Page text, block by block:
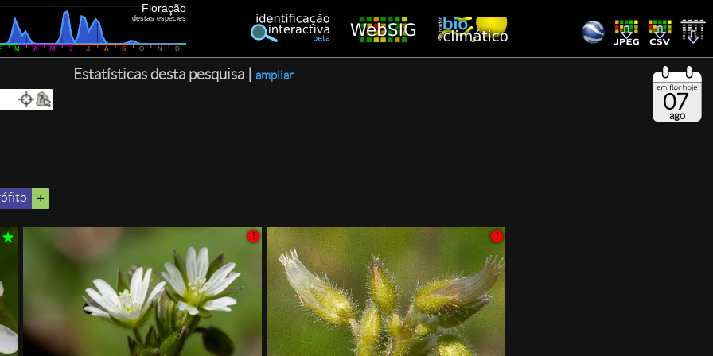
M A M J J A S O N D
Floração
destas espécies
Estatísticas desta pesquisa | ampliar
07
ago
! !